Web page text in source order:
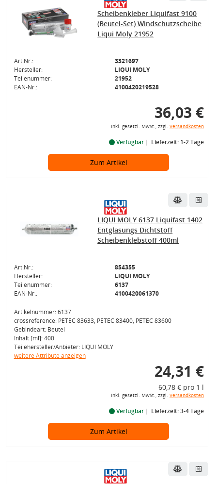
Scheibenkleber Liquifast 9100
(Beutel-Set) Windschutzscheibe
Liqui Moly 21952
Art.Nr.:
3321697
Hersteller:
LIQUI MOLY
Teilenummer:
21952
EAN-Nr.:
4100420219528
36,03 €
inkl. gesetzl. MwSt., zzgl. Versandkosten
Verfügbar Lieferzeit: 1-2 Tage
Zum Artikel
LIQUI MOLY 6137 Liquifast 1402
Entglasungs Dichtstoff
Scheibenklebstoff 400ml
Art.Nr.:
854355
Hersteller:
LIQUI MOLY
Teilenummer:
6137
EAN-Nr.:
4100420061370
Artikelnummer: 6137
crossreference: PETEC 83633, PETEC 83400, PETEC 83600
Gebindeart: Beutel
Inhalt [ml]: 400
Teilehersteller/Anbieter: LIQUI MOLY
weitere Attribute anzeigen
24,31 €
60,78 € pro 1 l
inkl. gesetzl. MwSt., zzgl. Versandkosten
Verfügbar Lieferzeit: 3-4 Tage
Zum Artikel